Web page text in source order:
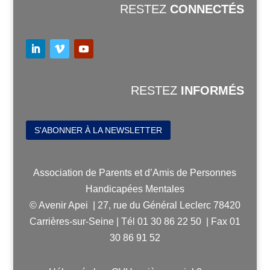
RESTEZ CONNECTÉS
RESTEZ INFORMÉS
S'ABONNER À LA NEWSLETTER
Association de Parents et d’Amis de Personnes
Handicapées Mentales
© Avenir Apei | 27, rue du Général Leclerc 78420
Carrières-sur-Seine | Tél 01 30 86 22 50 | Fax 01
30 86 91 52